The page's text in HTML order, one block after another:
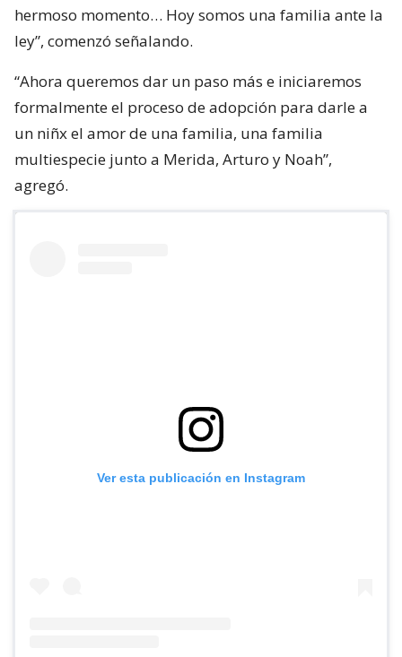
hermoso momento… Hoy somos una familia ante la
ley”, comenzó señalando.
“Ahora queremos dar un paso más e iniciaremos
formalmente el proceso de adopción para darle a
un niñx el amor de una familia, una familia
multiespecie junto a Merida, Arturo y Noah”,
agregó.
Ver esta publicación en Instagram